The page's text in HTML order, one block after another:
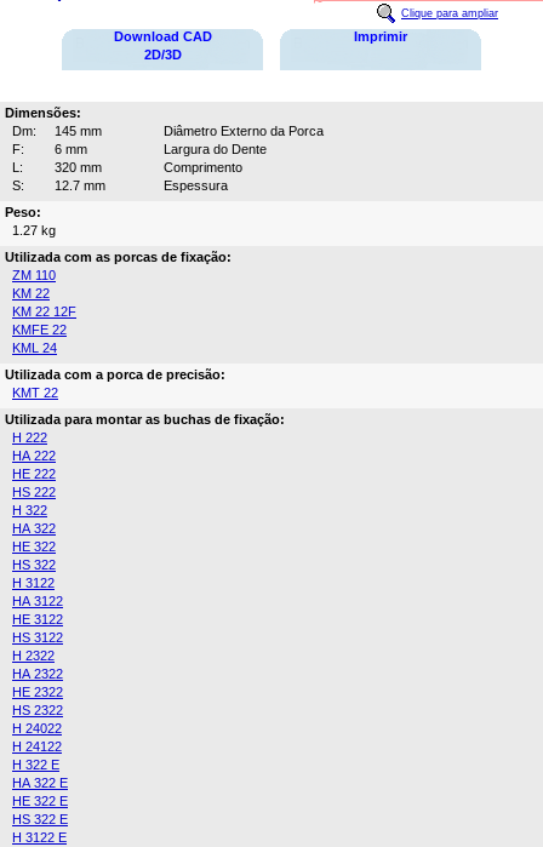
Clique para ampliar
Download CAD
2D/3D
Imprimir
Dimensões:
Dm:
145 mm
Diâmetro Externo da Porca
F:
6 mm
Largura do Dente
L:
320 mm
Comprimento
S:
12.7 mm
Espessura
Peso:
1.27 kg
Utilizada com as porcas de fixação:
ZM 110
KM 22
KM 22 12F
KMFE 22
KML 24
Utilizada com a porca de precisão:
KMT 22
Utilizada para montar as buchas de fixação:
H 222
HA 222
HE 222
HS 222
H 322
HA 322
HE 322
HS 322
H 3122
HA 3122
HE 3122
HS 3122
H 2322
HA 2322
HE 2322
HS 2322
H 24022
H 24122
H 322 E
HA 322 E
HE 322 E
HS 322 E
H 3122 E